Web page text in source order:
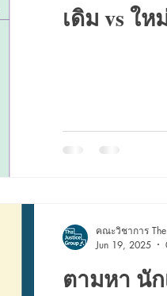
เดิม vs ให
ตามหา นั
คณะวิชาการ
Jun 19, 2025